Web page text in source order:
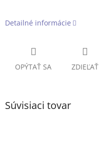
Detailné informácie
OPÝTAŤ SA ZDIEĽAŤ
Súvisiaci tovar